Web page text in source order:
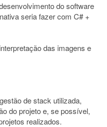
do software
seria fazer com C# +
das imagens e
de stack utilizada,
do projeto e, se possível,
realizados.